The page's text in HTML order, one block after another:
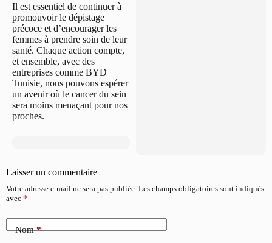
Il est essentiel de continuer à
promouvoir le dépistage
précoce et d’encourager les
femmes à prendre soin de leur
santé. Chaque action compte,
et ensemble, avec des
entreprises comme BYD
Tunisie, nous pouvons espérer
un avenir où le cancer du sein
sera moins menaçant pour nos
proches.
Laisser un commentaire
Votre adresse e-mail ne sera pas publiée. Les champs obligatoires sont indiqués
avec *
Nom*